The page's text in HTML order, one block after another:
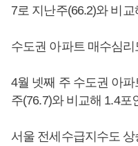
7로 지난주(66.2)와 비
수도권 아파트 매수심
4월 넷째 주 수도권 아
주(76.7)와 비교해 1.4포
서울 전세수급지수도